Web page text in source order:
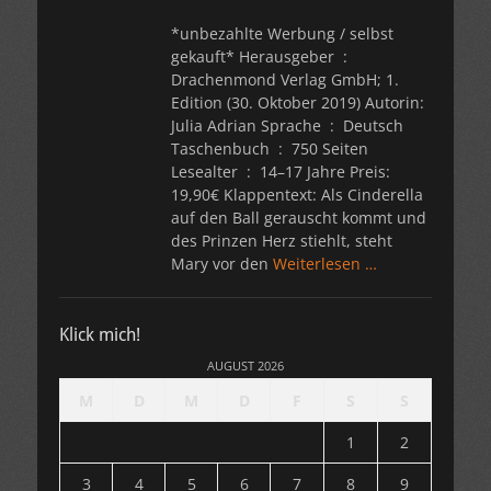
*unbezahlte Werbung / selbst
gekauft* Herausgeber ‏ : ‎
Drachenmond Verlag GmbH; 1.
Edition (30. Oktober 2019) Autorin:
Julia Adrian Sprache ‏ : ‎ Deutsch
Taschenbuch ‏ : ‎ 750 Seiten
Lesealter ‏ : ‎ 14–17 Jahre Preis:
19,90€ Klappentext: Als Cinderella
auf den Ball gerauscht kommt und
des Prinzen Herz stiehlt, steht
Mary vor den Weiterlesen …
Klick mich!
AUGUST 2026
1
2
3
4 5 6 7 8 9